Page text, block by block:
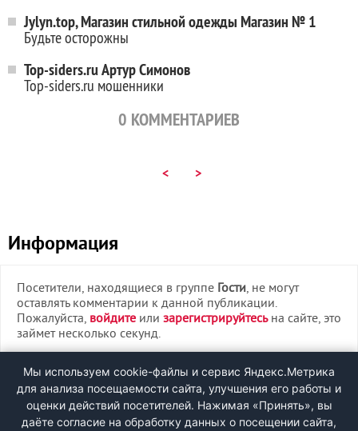
Jylyn.top, Магазин стильной одежды Магазин № 1
Будьте осторожны
Top-siders.ru Артур Симонов
Top-siders.ru мошенники
0 КОММЕНТАРИЕВ
< >
Информация
Посетители, находящиеся в группе Гости, не могут
оставлять комментарии к данной публикации.
Пожалуйста, войдите или зарегистрируйтесьна сайте, это
займет несколько секунд.
ВХОД
РЕГИСТРАЦИЯ
Мы используем cookie-файлы и сервис Яндекс.Метрика
для анализа посещаемости сайта, улучшения его работы и
оценки действий посетителей. Нажимая «Принять», вы
даёте согласие на обработку данных о посещении сайта,